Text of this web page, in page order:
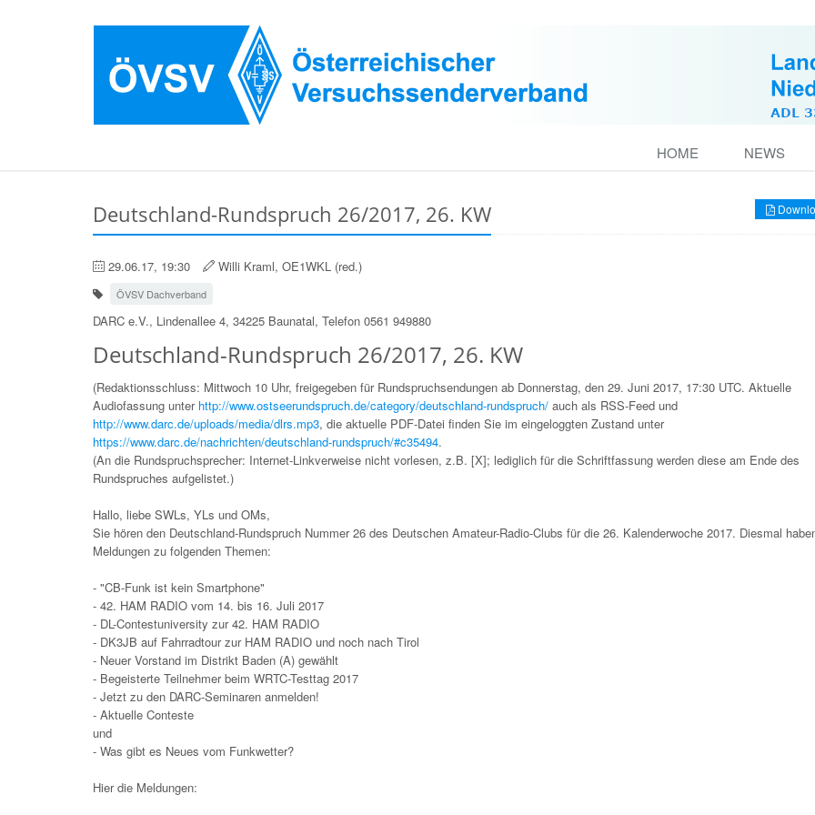
HOME NEWS
Deutschland-Rundspruch 26/2017, 26. KW
29.06.17, 19:30 Willi Kraml, OE1WKL (red.)
ÖVSV Dachverband
DARC e.V., Lindenallee 4, 34225 Baunatal, Telefon 0561 949880
Deutschland-Rundspruch 26/2017, 26. KW
(Redaktionsschluss: Mittwoch 10 Uhr, freigegeben für Rundspruchsendungen ab Donnerstag, den 29. Juni 2017, 17:30 UTC. Aktuelle
Audiofassung unter http://www.ostseerundspruch.de/category/deutschland-rundspruch/ auch als RSS-Feed und
http://www.darc.de/uploads/media/dlrs.mp3, die aktuelle PDF-Datei finden Sie im eingeloggten Zustand unter
https://www.darc.de/nachrichten/deutschland-rundspruch/#c35494.
(An die Rundspruchsprecher: Internet-Linkverweise nicht vorlesen, z.B. [X]; lediglich für die Schriftfassung werden diese am Ende des
Rundspruches aufgelistet.)
Hallo, liebe SWLs, YLs und OMs,
Sie hören den Deutschland-Rundspruch Nummer 26 des Deutschen Amateur-Radio-Clubs für die 26. Kalenderwoche 2017. Diesmal
Meldungen zu folgenden Themen:
- "CB-Funk ist kein Smartphone"
- 42. HAM RADIO vom 14. bis 16. Juli 2017
- DL-Contestuniversity zur 42. HAM RADIO
- DK3JB auf Fahrradtour zur HAM RADIO und noch nach Tirol
- Neuer Vorstand im Distrikt Baden (A) gewählt
- Begeisterte Teilnehmer beim WRTC-Testtag 2017
- Jetzt zu den DARC-Seminaren anmelden!
- Aktuelle Conteste
und
- Was gibt es Neues vom Funkwetter?
Hier die Meldungen: